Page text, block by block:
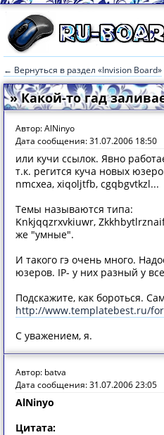
← Вернуться в раздел «Invision Board»
» Какой-то гад
Автор: AlNinyo
Дата сообщения: 31.07.2006 18:50
или кучи ссылок. Явно
т.к. регится куча новых
nmcxea, xiqoljtfb, cgqbgvtkzl...
Темы называются типа:
Knkjqqzrxvkiuwr,
же "умные".
И такого гэ очень много.
юзеров. IP- у них разный у
Подскажите, как бороться.
http://www.templatebest.ru/
С уважением, я.
Автор: batva
Дата сообщения: 31.07.2006 23:05
AlNinyo
Цитата: